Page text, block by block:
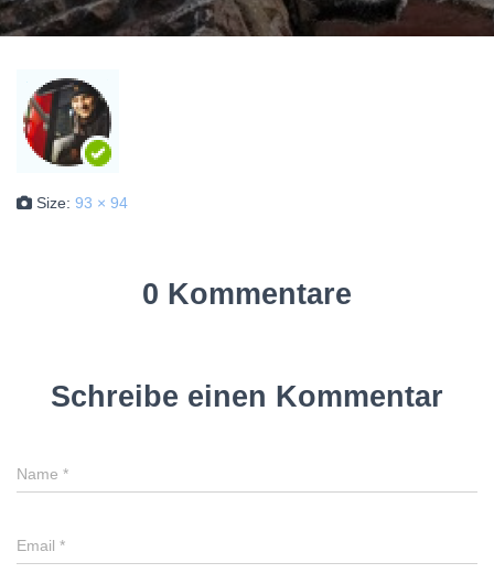
Size: 93 × 94
0 Kommentare
Schreibe einen Kommentar
Name *
Email *